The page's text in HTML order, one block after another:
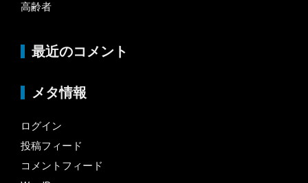
高齢者
最近のコメント
メタ情報
ログイン
投稿フィード
コメントフィード